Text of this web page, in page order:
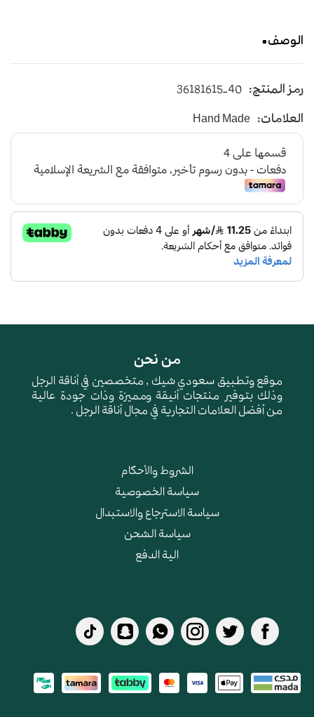
الوصف
يأتي بأرضية متوسطة الإرتفاع باللون البيج
و طبقة اسفنجية عالية الجودة لتعطي شعور بالراحة
ومقاومة الإنزلاق و التآكل
رمز المنتج: 36181615-40
العلامات: Hand Made
من نحن
موقع وتطبيق سعودي شيك , متخصصين في أناقة الرجل
وذلك بتوفير منتجات أنيقة ومميزة وذات جودة عالية
من أفضل العلامات التجارية في مجال أناقة الرجل .
الشروط والأحكام
سياسة الخصوصية
سياسة الاسترجاع والاستبدال
سياسة الشحن
الية الدفع